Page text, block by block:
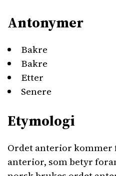
Antonymer
Bakre
Bakre
Etter
Senere
Etymologi
Ordet anterior kommer
anterior, som betyr